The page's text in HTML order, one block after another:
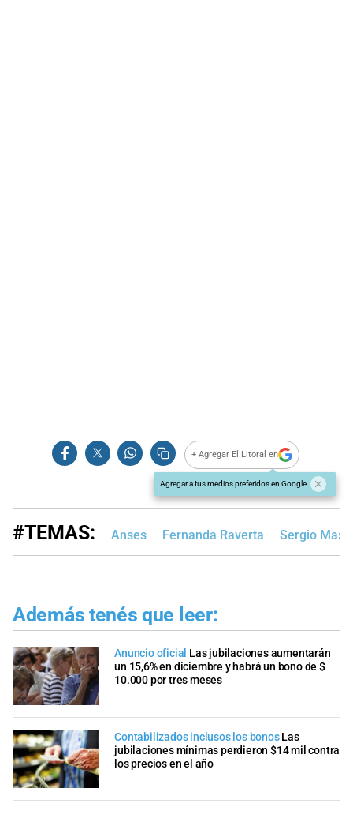
+ Agregar El Litoral en
Agregar a tus medios preferidos en Google
#TEMAS: Anses Fernanda Raverta Sergio
Además tenés que leer:
Anuncio oficial Las jubilaciones aumentarán
un 15,6% en diciembre y habrá un bono de $
10.000 por tres meses
Contabilizados inclusos los bonos Las
jubilaciones mínimas perdieron $14 mil contra
los precios en el año